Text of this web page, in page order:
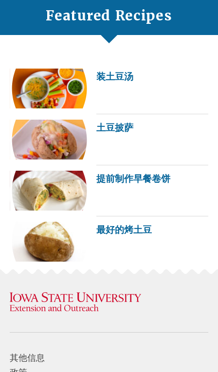
Featured Recipes
装土豆汤
土豆披萨
提前制作早餐卷饼
最好的烤土豆
其他信息